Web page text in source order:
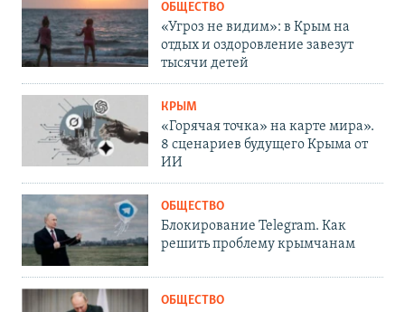
ОБЩЕСТВО
«Угроз не видим»: в Крым на
отдых и оздоровление завезут
тысячи детей
КРЫМ
«Горячая точка» на карте мира».
8 сценариев будущего Крыма от
ИИ
ОБЩЕСТВО
Блокирование Telegram. Как
решить проблему крымчанам
ОБЩЕСТВО